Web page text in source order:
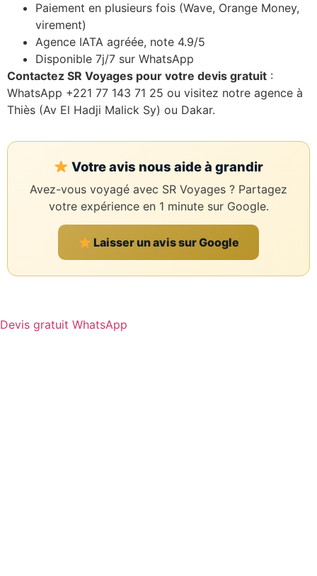
Paiement en plusieurs fois (Wave, Orange Money,
virement)
Agence IATA agréée, note 4.9/5
Disponible 7j/7 sur WhatsApp
Contactez SR Voyages pour votre devis gratuit :
WhatsApp +221 77 143 71 25 ou visitez notre agence à
Thiès (Av El Hadji Malick Sy) ou Dakar.
Votre avis nous aide à grandir
Avez-vous voyagé avec SR Voyages ? Partagez
votre expérience en 1 minute sur Google.
Laisser un avis sur Google
Devis gratuit WhatsApp